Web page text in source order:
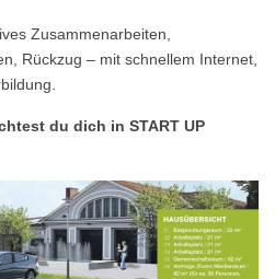
Zusammenarbeiten,
Rückzug – mit schnellem Internet,
du dich in START UP